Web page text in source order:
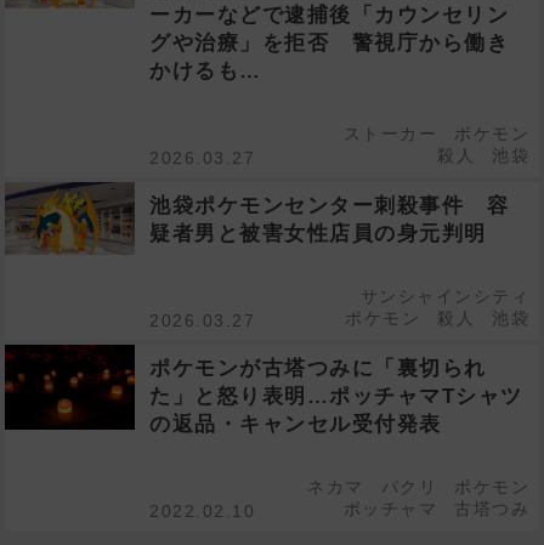
ーカーなどで逮捕後「カウンセリン
グや治療」を拒否 警視庁から働き
かけるも…
2026.03.27
ストーカー
ポケモン
殺人
池袋
池袋ポケモンセンター刺殺事件 容
疑者男と被害女性店員の身元判明
2026.03.27
サンシャインシティ
ポケモン
殺人 池袋
ポケモンが古塔つみに「裏切られ
た」と怒り表明…ポッチャマTシャツ
の返品・キャンセル受付発表
2022.02.10
ネカマ パクリ
ポケモン
ポッチャマ
古塔つみ